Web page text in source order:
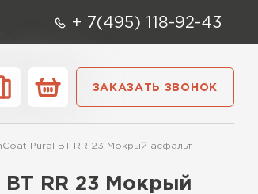
+ 7(495) 118-92-43
Тип
ЗАКАЗАТЬ ЗВОНОК
Pural BT RR 23 Мокрый асфальт
BT RR 23 Мокрый
Контакты